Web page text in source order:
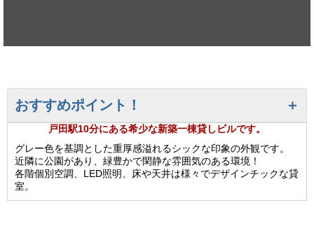
おすすめポイント！
戸田駅10分にある希少な新築一棟貸しビルです。
グレー色を基調とした重厚感溢れるシックな印象の外観です。
近隣に公園があり、緑豊かで閑静な雰囲気のある環境！
各階個別空調、LED照明、床や天井は様々でデザインチックな貸
室。